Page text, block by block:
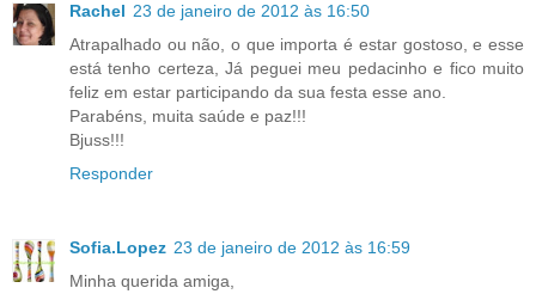
Rachel 23 de janeiro de 2012 às 16:50
Atrapalhado ou não, o que importa é estar gostoso, e esse
está tenho certeza, Já peguei meu pedacinho e fico muito
feliz em estar participando da sua festa esse ano.
Parabéns, muita saúde e paz!!!
Bjuss!!!
Responder
Sofia.Lopez 23 de janeiro de 2012 às 16:59
Minha querida amiga,